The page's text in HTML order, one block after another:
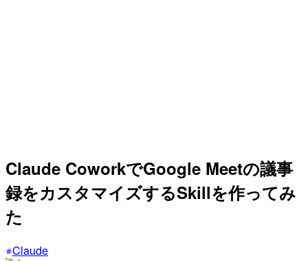
Claude CoworkでGoogle Meetの議事
録をカスタマイズするSkillを作ってみ
た
Claude